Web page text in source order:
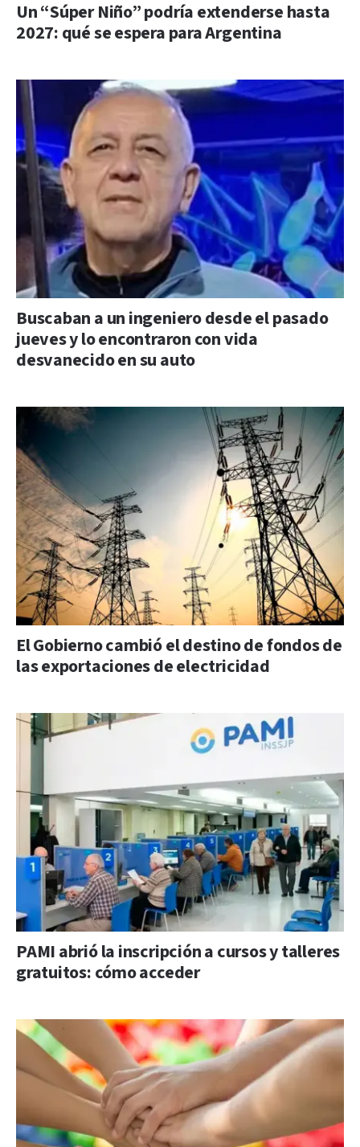
Un “Súper Niño” podría extenderse hasta
2027: qué se espera para Argentina
Buscaban a un ingeniero desde el pasado
jueves y lo encontraron con vida
desvanecido en su auto
El Gobierno cambió el destino de fondos de
las exportaciones de electricidad
PAMI abrió la inscripción a cursos y talleres
gratuitos: cómo acceder